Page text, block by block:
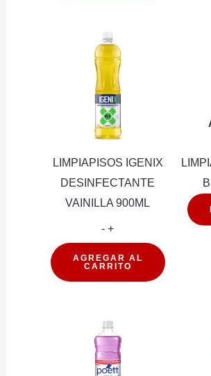
LIMPIAPISOS IGENIX
DESINFECTANTE
VAINILLA 900ML
- LIMPIAPISOS
DESINFECTANTE
cantidad
+
AGREGAR AL
CARRITO